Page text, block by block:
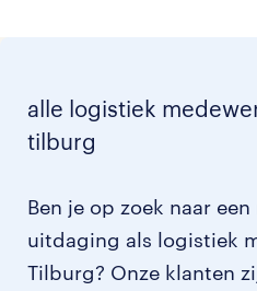
alle logistiek
tilburg
Ben je op zoek naar
uitdaging als logistiek
Tilburg? Onze klanten